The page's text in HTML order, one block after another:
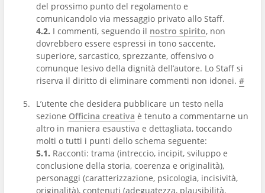
del prossimo punto del regolamento e
comunicandolo via messaggio privato allo Staff.
4.2. I commenti, seguendo il nostro spirito, non
dovrebbero essere espressi in tono saccente,
superiore, sarcastico, sprezzante, offensivo o
comunque lesivo della dignità dell’autore. Lo Staff si
riserva il diritto di eliminare commenti non idonei. #
L’utente che desidera pubblicare un testo nella
sezione Officina creativa è tenuto a commentarne un
altro in maniera esaustiva e dettagliata, toccando
molti o tutti i punti dello schema seguente:
5.1. Racconti: trama (intreccio, incipit, sviluppo e
conclusione della storia, coerenza e originalità),
personaggi (caratterizzazione, psicologia, incisività,
originalità), contenuti (adeguatezza, plausibilità,